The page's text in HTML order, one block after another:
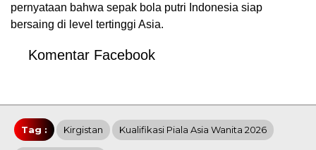
pernyataan bahwa sepak bola putri Indonesia siap
bersaing di level tertinggi Asia.
Komentar Facebook
Tag : Kirgistan Kualifikasi Piala Asia Wanita 2026